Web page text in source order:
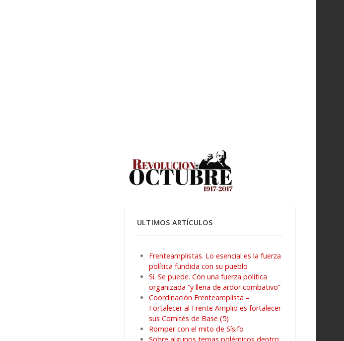
ULTIMOS ARTÍCULOS
Frenteamplistas. Lo esencial es la fuerza
política fundida con su pueblo
Si. Se puede. Con una fuerza política
organizada “y llena de ardor combativo”
Coordinación Frenteamplista –
Fortalecer al Frente Amplio es fortalecer
sus Comités de Base (5)
Romper con el mito de Sísifo